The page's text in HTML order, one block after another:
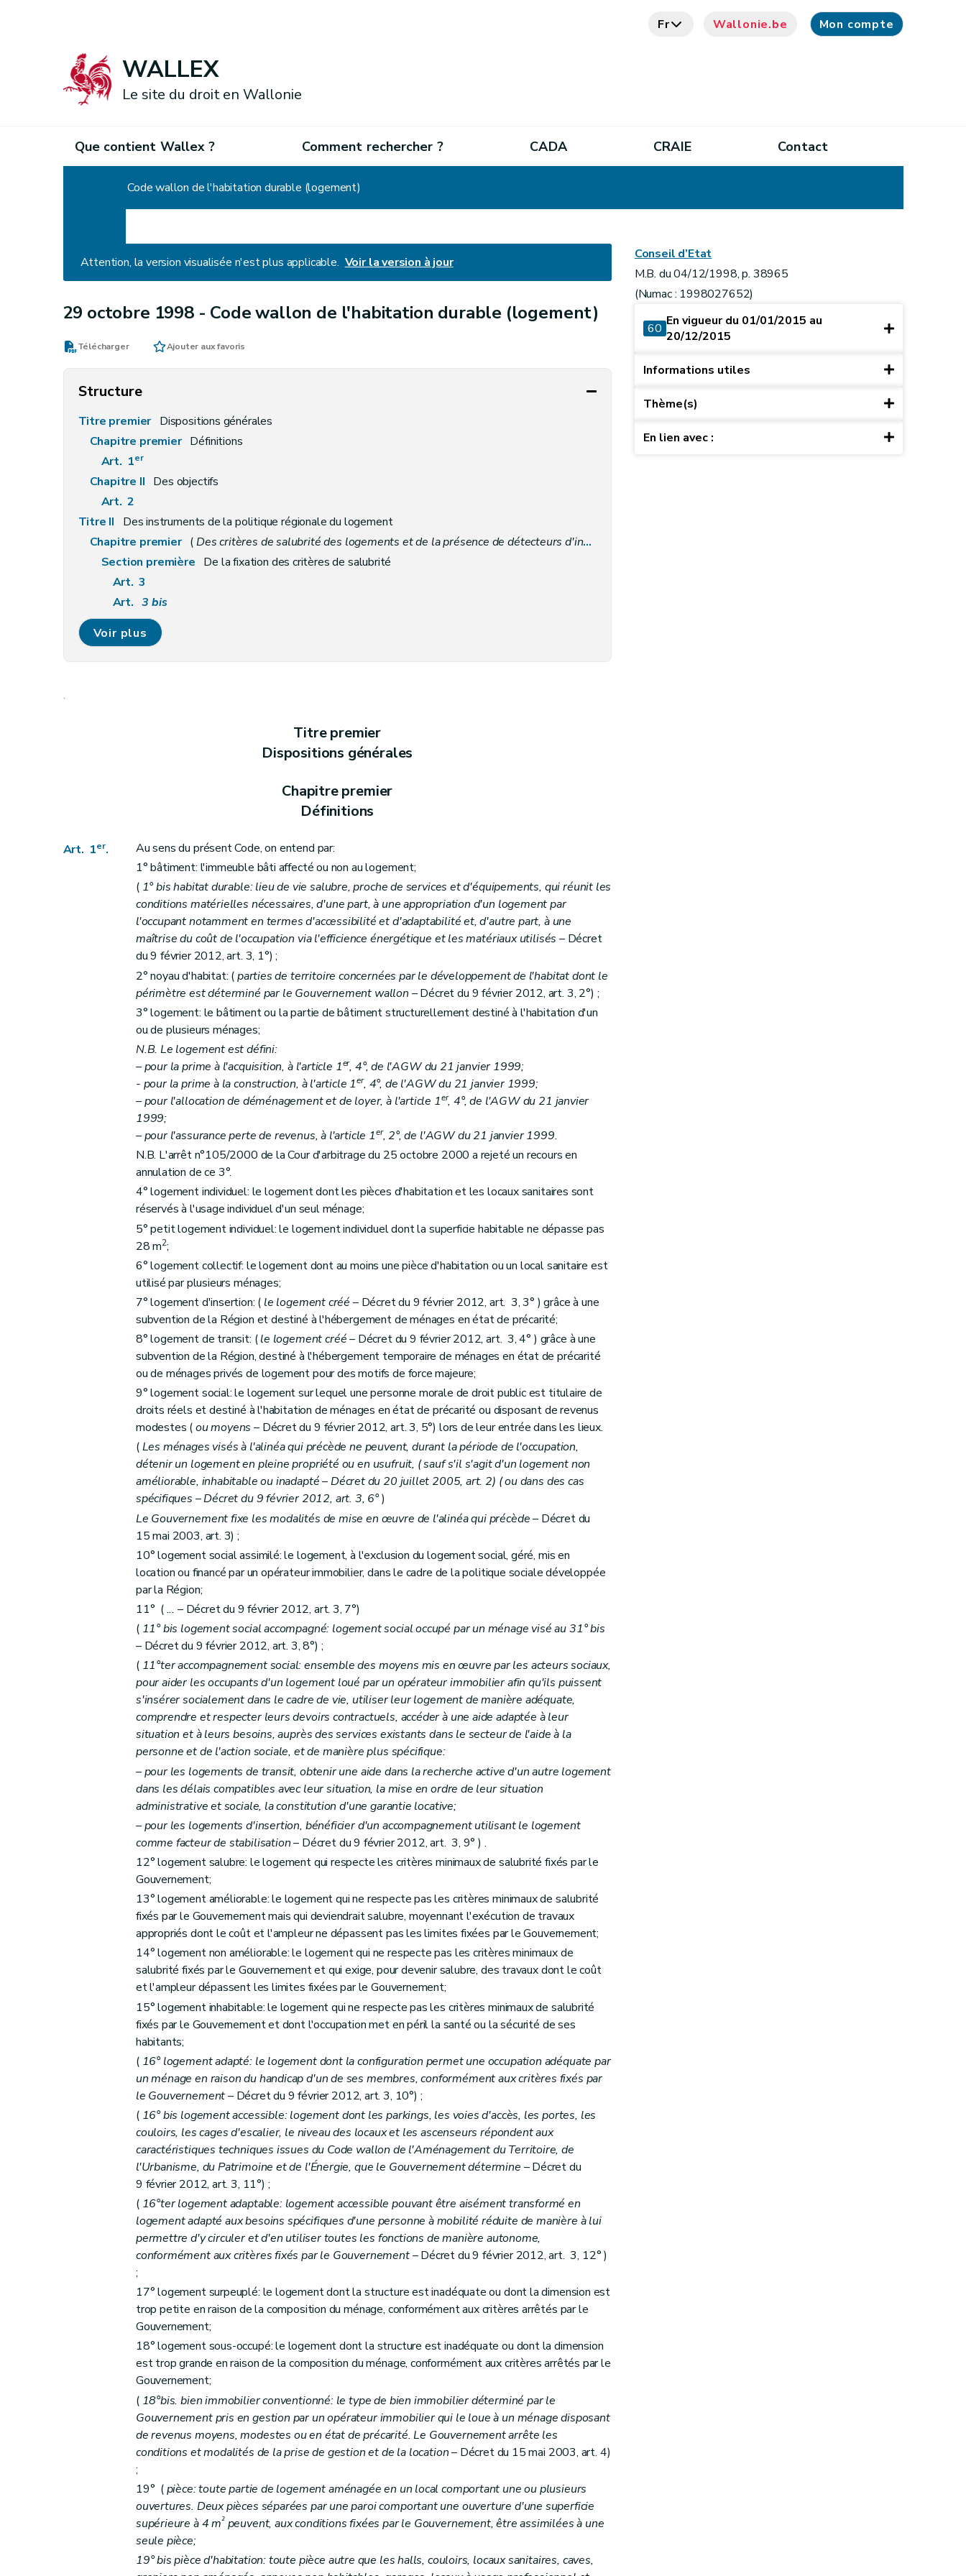
Fr Wallonie.be Mon compte
WALLEX
Le site du droit en Wallonie
Que contient Wallex ? Comment rechercher ? CADA CRAIE Contact
Code wallon de l'habitation durable (logement)
Attention, la version visualisée n'est plus applicable. Voir la version à jour
29 octobre 1998 - Code wallon de l'habitation durable (logement)
Télécharger Ajouter aux favoris
Structure
Titre premier Dispositions générales
Chapitre premier Définitions
Art. 1er
Chapitre II Des objectifs
Art. 2
Titre II
Des instruments de la politique régionale du logement
Chapitre premier (Des critères de salubrité des logements et de la présence de détecteurs d'incendie
Section première De la fixation des critères de salubrité
Art. 3
Art. 3 bis
Art. 4
Section première
Art. 9
Art. 10
Art. 11
Art. 12
Art. 13
Section4 Du Fonds régional pour le relogement– Décret du 9 février 2012, art. 16)
13bis
13ter
Chapitre1 Des critères de l'habitat durable– Décret du 9 février 2012, art. 19)
13quater
Chapitre II Des aides aux personnes physiques
Section première Des opérations subsidiables
Art. 14
Art. 15
Art. 16
Art. 17
Art. 19
Art. 20
Art. 21
Art. 22
Art.22bis
Art.22ter
Art. 22quater
Section 2 Des formes d'aides
Art. 23
Section 3
Des conditions d'octroi et de calcul des aides
Art. 24
Art. 25
Section 4 De la procédure
Art. 26
Art. 27
Art. 28
Chapitre III
Des aides aux personnes morales autres que les sociétés de logement de service public
Section première
Des aides au logement
Sous-section première
Des catégories d'aide
Art. 29
Art. 30
Art. 31
Art. 32
Art. 33
Art.33bis
Art. 34
Sous-section 2 Des conditions d'octroi et du calcul des aides
Art. 35
Art. 36
Art. 37
Art. 38
Art.38 bis
Sous-section 3 De la procédure
Art. 39
Art. 40 et 41
Art. 42
Art. 43
Section 2 Des aides à l'équipement d'ensembles de logements
Sous-section première Des aides à l'équipement
Art. 44
Art. 45
Art. 46
Sous-section 2
Art. 47
Art. 48
Art. 49
Art. 50
Sous-section 3 De la procédure
Art. 51
Art. 52
Art. 53
Chapitre IV Des aides aux sociétés de logement de service public
Section première Des aides au logement
Sous-section première
Art. 54
Art. 55
Art. 56
Art. 57
Art. 58
Art. 59
Art. 59bis
Art.59ter
Sous-section 2 Des conditions d'octroi et du calcul des aides
Art. 60
Art. 61
Art. 62
Art. 63
Art.63bis
Voir plus
.
Titre premier
Dispositions générales
Chapitre premier
Définitions
Art. 1er.
Au sens du présent Code, on entend par:
1° bâtiment: l'immeuble bâti affecté ou non au logement;
( 1°bishabitat durable: lieu de vie salubre, proche de services et d'équipements, qui réunit les
conditions matérielles nécessaires, d'une part, à une appropriation d'un logement par
l'occupant notamment en termes d'accessibilité et d'adaptabilité et, d'autre part, à une
maîtrise du coût de l'occupation via l'efficience énergétique et les matériaux utilisés – Décret
du 9 février 2012, art. 3, 1°) ;
2° noyau d'habitat: (parties de territoire concernées par le développement de l'habitat dont le
périmètre est déterminé par le Gouvernement wallon – Décret du 9 février 2012, art. 3, 2°) ;
3° logement: le bâtiment ou la partie de bâtiment structurellement destiné à l'habitation d'un
ou de plusieurs ménages;
N.B. Le logement est défini:
– pour la prime à l'acquisition, à l'article 1er, 4°, de l'AGW du 21 janvier 1999;
- pour la prime à la construction, à l'article 1er, 4°, de l'AGW du 21 janvier 1999;
– pour l'allocation de déménagement et de loyer, à l'article 1er, 4°, de l'AGW du 21 janvier
1999;
– pour l'assurance perte de revenus, à l'article 1er, 2°, de l'AGW du 21 janvier 1999.
N.B. L'arrêt n°105/2000 de la Cour d'arbitrage du 25 octobre 2000 a rejeté un recours en
annulation de ce 3°.
4° logement individuel: le logement dont les pièces d'habitation et les locaux sanitaires sont
réservés à l'usage individuel d'un seul ménage;
5° petit logement individuel: le logement individuel dont la superficie habitable ne dépasse pas
28 m2;
6° logement collectif: le logement dont au moins une pièce d'habitation ou un local sanitaire est
utilisé par plusieurs ménages;
7° logement d'insertion: ( le logement créé – Décret du 9 février 2012, art. 3, 3° ) grâce à une
subvention de la Région et destiné à l'hébergement de ménages en état de précarité;
8° logement de transit: (le logement créé– Décret du 9 février 2012, art. 3, 4° ) grâce à une
subvention de la Région, destiné à l'hébergement temporaire de ménages en état de précarité
ou de ménages privés de logement pour des motifs de force majeure;
9° logement social: le logement sur lequel une personne morale de droit public est titulaire de
droits réels et destiné à l'habitation de ménages en état de précarité ou disposant de revenus
modestes (ou moyens – Décret du 9 février 2012, art. 3, 5°) lors de leur entrée dans les lieux.
(Les ménages visés à l'alinéa qui précède ne peuvent, durant la période de l'occupation,
détenir un logement en pleine propriété ou en usufruit, (sauf s'il s'agit d'un logement non
améliorable, inhabitable ou inadapté– Décret du 20 juillet 2005, art. 2) (ou dans des cas
spécifiques – Décret du 9 février 2012, art. 3, 6°)
Le Gouvernement fixe les modalités de mise en œuvre de l'alinéa qui précède– Décret du
15 mai 2003, art. 3) ;
10° logement social assimilé: le logement, à l'exclusion du logement social, géré, mis en
location ou financé par un opérateur immobilier, dans le cadre de la politique sociale développée
par la Région;
11° (... – Décret du 9 février 2012, art. 3, 7°)
( 11°bis logement social accompagné: logement social occupé par un ménage visé au 31°bis
– Décret du 9 février 2012, art. 3, 8°) ;
( 11°ter accompagnement social: ensemble des moyens mis en œuvre par les acteurs sociaux,
pour aider les occupants d'un logement loué par un opérateur immobilier afin qu'ils puissent
s'insérer socialement dans le cadre de vie, utiliser leur logement de manière adéquate,
comprendre et respecter leurs devoirs contractuels, accéder à une aide adaptée à leur
situation et à leurs besoins, auprès des services existants dans le secteur de l'aide à la
personne et de l'action sociale, et de manière plus spécifique:
– pour les logements de transit, obtenir une aide dans la recherche active d'un autre logement
dans les délais compatibles avec leur situation, la mise en ordre de leur situation
administrative et sociale, la constitution d'une garantie locative;
– pour les logements d'insertion, bénéficier d'un accompagnement utilisant le logement
comme facteur de stabilisation– Décret du 9 février 2012, art. 3, 9° ) .
12° logement salubre: le logement qui respecte les critères minimaux de salubrité fixés par le
Gouvernement;
13° logement améliorable: le logement qui ne respecte pas les critères minimaux de salubrité
fixés par le Gouvernement mais qui deviendrait salubre, moyennant l'exécution de travaux
appropriés dont le coût et l'ampleur ne dépassent pas les limites fixées par le Gouvernement;
14° logement non améliorable: le logement qui ne respecte pas les critères minimaux de
salubrité fixés par le Gouvernement et qui exige, pour devenir salubre, des travaux dont le coût
et l'ampleur dépassent les limites fixées par le Gouvernement;
15° logement inhabitable: le logement qui ne respecte pas les critères minimaux de salubrité
fixés par le Gouvernement et dont l'occupation met en péril la santé ou la sécurité de ses
habitants;
( 16° logement adapté: le logement dont la configuration permet une occupation adéquate par
un ménage en raison du handicap d'un de ses membres, conformément aux critères fixés par
le Gouvernement– Décret du 9 février 2012, art. 3, 10°) ;
( 16°bis logement accessible: logement dont les parkings, les voies d'accès, les portes, les
couloirs, les cages d'escalier, le niveau des locaux et les ascenseurs répondent aux
caractéristiques techniques issues du Code wallon de l'Aménagement du Territoire, de
l'Urbanisme, du Patrimoine et de l'Énergie, que le Gouvernement détermine – Décret du
9 février 2012, art. 3, 11°) ;
( 16°ter logement adaptable: logement accessible pouvant être aisément transformé en
logement adapté aux besoins spécifiques d'une personne à mobilité réduite de manière à lui
permettre d'y circuler et d'en utiliser toutes les fonctions de manière autonome,
conformément aux critères fixés par le Gouvernement– Décret du 9 février 2012, art. 3, 12° )
;
17° logement surpeuplé: le logement dont la structure est inadéquate ou dont la dimension est
trop petite en raison de la composition du ménage, conformément aux critères arrêtés par le
Gouvernement;
18° logement sous-occupé: le logement dont la structure est inadéquate ou dont la dimension
est trop grande en raison de la composition du ménage, conformément aux critères arrêtés par le
Gouvernement;
( 18°bis. bien immobilier conventionné: le type de bien immobilier déterminé par le
Gouvernement pris en gestion par un opérateur immobilier qui le loue à un ménage disposant
de revenus moyens, modestes ou en état de précarité. Le Gouvernement arrête les
conditions et modalités de la prise de gestion et de la location– Décret du 15 mai 2003, art. 4)
;
19° (pièce: toute partie de logement aménagée en un local comportant une ou plusieurs
ouvertures. Deux pièces séparées par une paroi comportant une ouverture d'une superficie
supérieure à 4 m²peuvent, aux conditions fixées par le Gouvernement, être assimilées à une
seule pièce;
19°bispièce d'habitation: toute pièce autre que les halls, couloirs, locaux sanitaires, caves,
Conseil d’Etat
M.B. du 04/12/1998, p. 38965
(Numac : 1998027652)
60 En vigueur du 01/01/2015 au
20/12/2015
Informations utiles
Thème(s)
En lien avec :